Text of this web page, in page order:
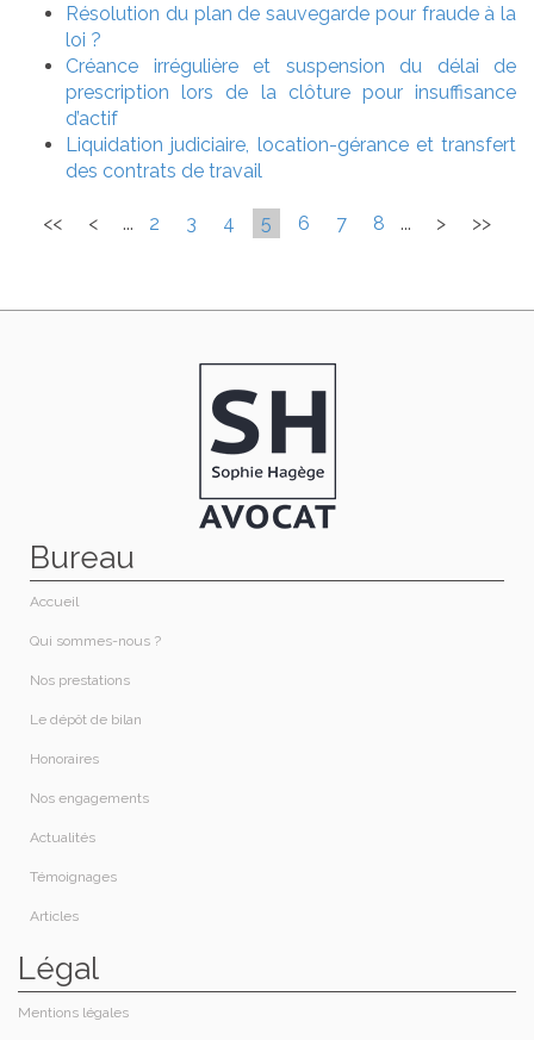
Résolution du plan de sauvegarde pour fraude à la
loi ?
Créance irrégulière et suspension du délai de
prescription lors de la clôture pour insuffisance
d’actif
Liquidation judiciaire, location-gérance et transfert
des contrats de travail
<< < ... 2 3 4 5 6 7 8 ... > >>
Bureau
Accueil
Qui sommes-nous ?​
Nos prestations​
Le dépôt de bilan
Honoraires​
Nos engagements
Actualités
Témoignages
Articles
Légal
Mentions légales